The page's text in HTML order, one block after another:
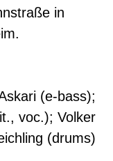
in
(e-bass);
voc.); Volker
(drums)